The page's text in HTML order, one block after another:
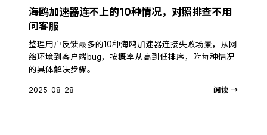
海鸥加速器连不上的10种情况，对照排查不用
问客服
整理用户反馈最多的10种海鸥加速器连接失败场景，从网
络环境到客户端bug，按概率从高到低排序，附每种情况
的具体解决步骤。
2025-08-28 阅读 →